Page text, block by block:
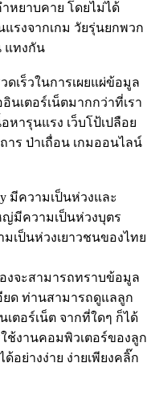
หยาบคาย โดยไม่ได้
รงจากเกม วัยรุ่นยกพวก
แทงกัน
เร็วในการเผยแผ่ข้อมูล
นเตอร์เน็ตมากกว่าที่เรา
ารุนแรง เว็บโป้เปลือย
าร ป่าเถื่อน เกมออนไลน์
มีความเป็นห่วงและ
มีความเป็นห่วงบุตร
เป็นห่วงเยาวชนของไทย
งจะสามารถทราบข้อมูล
ยด ท่านสามารถดูแลลูก
ตอร์เน็ต จากที่ใดๆ ก็ได้
ช้งานคอมพิวเตอร์ของลูก
อย่างง่าย ง่ายเพียงคลิ๊ก